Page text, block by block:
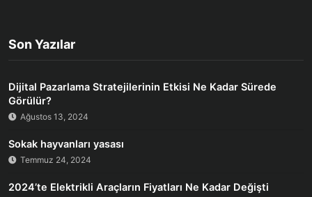
Son Yazılar
Dijital Pazarlama Stratejilerinin Etkisi Ne Kadar Sürede
Görülür?
Ağustos 13, 2024
Sokak hayvanları yasası
Temmuz 24, 2024
2024’te Elektrikli Araçların Fiyatları Ne Kadar Değişti